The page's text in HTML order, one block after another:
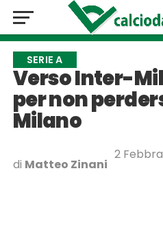
SERIE A
Verso Inter-
per non
Milano
di Matteo Zinani
2